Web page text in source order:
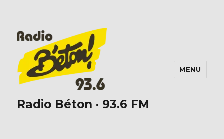
Radio Béton · 93.6 FM
MENU